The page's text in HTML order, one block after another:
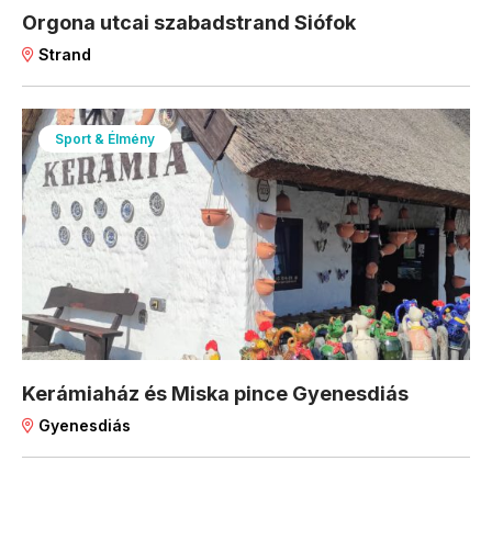
Orgona utcai szabadstrand Siófok
Strand
Sport & Élmény
Kerámiaház és Miska pince Gyenesdiás
Gyenesdiás